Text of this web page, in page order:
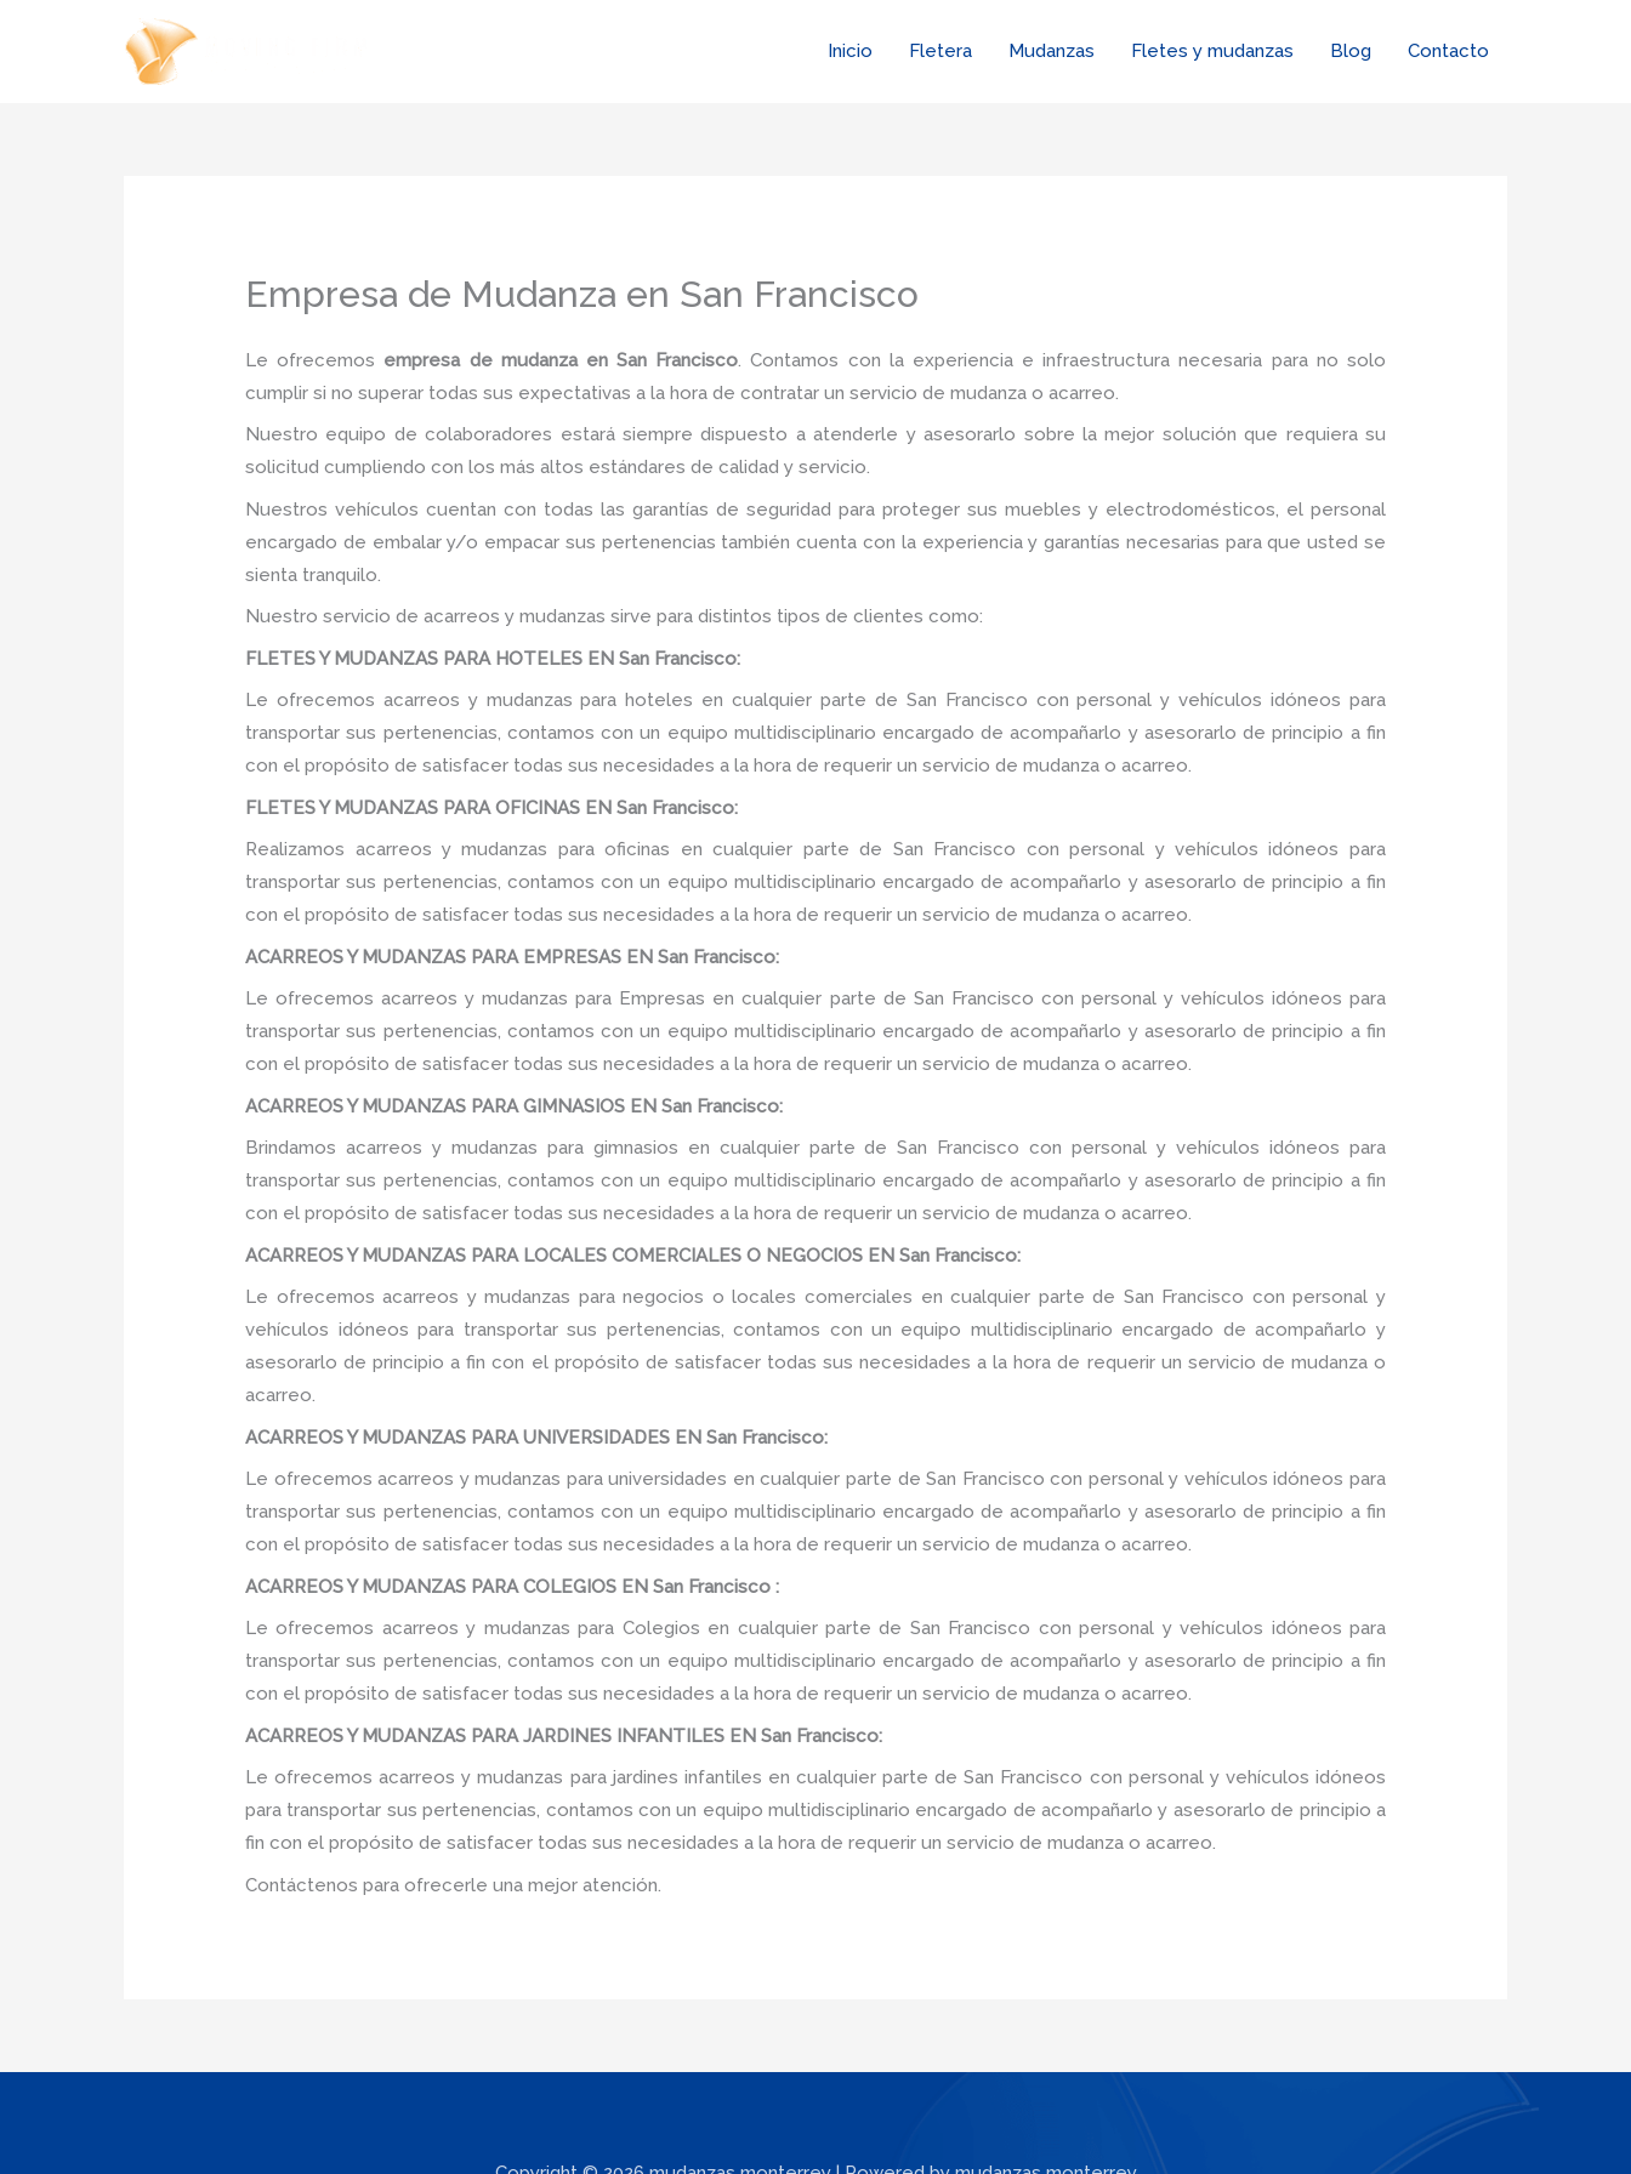
Inicio Fletera Mudanzas Fletes y mudanzas Blog Contacto
Empresa de Mudanza en San Francisco
Le ofrecemos empresa de mudanza en San Francisco . Contamos con la experiencia e infraestructura necesaria para no solo
cumplir si no superar todas sus expectativas a la hora de contratar un servicio de mudanza o acarreo.
Nuestro equipo de colaboradores estará siempre dispuesto a atenderle y asesorarlo sobre la mejor solución que requiera su
solicitud cumpliendo con los más altos estándares de calidad y servicio.
Nuestros vehículos cuentan con todas las garantías de seguridad para proteger sus muebles y electrodomésticos, el personal
encargado de embalar y/o empacar sus pertenencias también cuenta con la experiencia y garantías necesarias para que usted se
sienta tranquilo.
Nuestro servicio de acarreos y mudanzas sirve para distintos tipos de clientes como:
FLETES Y MUDANZAS PARA HOTELES EN San Francisco:
Le ofrecemos acarreos y mudanzas para hoteles en cualquier parte de San Francisco con personal y vehículos idóneos para
transportar sus pertenencias, contamos con un equipo multidisciplinario encargado de acompañarlo y asesorarlo de principio a fin
con el propósito de satisfacer todas sus necesidades a la hora de requerir un servicio de mudanza o acarreo.
FLETES Y MUDANZAS PARA OFICINAS EN San Francisco:
Realizamos acarreos y mudanzas para oficinas en cualquier parte de San Francisco con personal y vehículos idóneos para
transportar sus pertenencias, contamos con un equipo multidisciplinario encargado de acompañarlo y asesorarlo de principio a fin
con el propósito de satisfacer todas sus necesidades a la hora de requerir un servicio de mudanza o acarreo.
ACARREOS Y MUDANZAS PARA EMPRESAS EN San Francisco:
Le ofrecemos acarreos y mudanzas para Empresas en cualquier parte de San Francisco con personal y vehículos idóneos para
transportar sus pertenencias, contamos con un equipo multidisciplinario encargado de acompañarlo y asesorarlo de principio a fin
con el propósito de satisfacer todas sus necesidades a la hora de requerir un servicio de mudanza o acarreo.
ACARREOS Y MUDANZAS PARA GIMNASIOS EN San Francisco:
Brindamos acarreos y mudanzas para gimnasios en cualquier parte de San Francisco con personal y vehículos idóneos para
transportar sus pertenencias, contamos con un equipo multidisciplinario encargado de acompañarlo y asesorarlo de principio a fin
con el propósito de satisfacer todas sus necesidades a la hora de requerir un servicio de mudanza o acarreo.
ACARREOS Y MUDANZAS PARA LOCALES COMERCIALES O NEGOCIOS EN San Francisco:
Le ofrecemos acarreos y mudanzas para negocios o locales comerciales en cualquier parte de San Francisco con personal y
vehículos idóneos para transportar sus pertenencias, contamos con un equipo multidisciplinario encargado de acompañarlo y
asesorarlo de principio a fin con el propósito de satisfacer todas sus necesidades a la hora de requerir un servicio de mudanza o
acarreo.
ACARREOS Y MUDANZAS PARA UNIVERSIDADES EN San Francisco:
Le ofrecemos acarreos y mudanzas para universidades en cualquier parte de San Francisco con personal y vehículos idóneos para
transportar sus pertenencias, contamos con un equipo multidisciplinario encargado de acompañarlo y asesorarlo de principio a fin
con el propósito de satisfacer todas sus necesidades a la hora de requerir un servicio de mudanza o acarreo.
ACARREOS Y MUDANZAS PARA COLEGIOS EN San Francisco :
Le ofrecemos acarreos y mudanzas para Colegios en cualquier parte de San Francisco con personal y vehículos idóneos para
transportar sus pertenencias, contamos con un equipo multidisciplinario encargado de acompañarlo y asesorarlo de principio a fin
con el propósito de satisfacer todas sus necesidades a la hora de requerir un servicio de mudanza o acarreo.
ACARREOS Y MUDANZAS PARA JARDINES INFANTILES EN San Francisco:
Le ofrecemos acarreos y mudanzas para jardines infantiles en cualquier parte de San Francisco con personal y vehículos idóneos
para transportar sus pertenencias, contamos con un equipo multidisciplinario encargado de acompañarlo y asesorarlo de principio a
fin con el propósito de satisfacer todas sus necesidades a la hora de requerir un servicio de mudanza o acarreo.
Contáctenos para ofrecerle una mejor atención.